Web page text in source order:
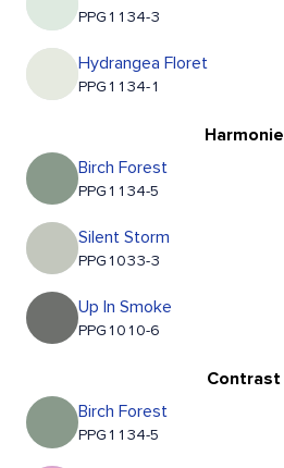
PPG1134-3
Hydrangea Floret
PPG1134-1
Harmonie
Birch Forest
PPG1134-5
Silent Storm
PPG1033-3
Up In Smoke
PPG1010-6
Contrast
Birch Forest
PPG1134-5